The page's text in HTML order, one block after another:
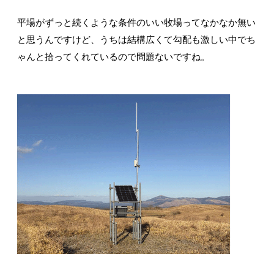
平場がずっと続くような条件のいい牧場ってなかなか無い
と思うんですけど、うちは結構広くて勾配も激しい中でち
ゃんと拾ってくれているので問題ないですね。